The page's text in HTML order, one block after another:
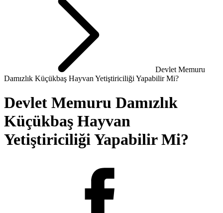
Devlet Memuru
Damızlık Küçükbaş Hayvan Yetiştiriciliği Yapabilir Mi?
Devlet Memuru Damızlık
Küçükbaş Hayvan
Yetiştiriciliği Yapabilir Mi?